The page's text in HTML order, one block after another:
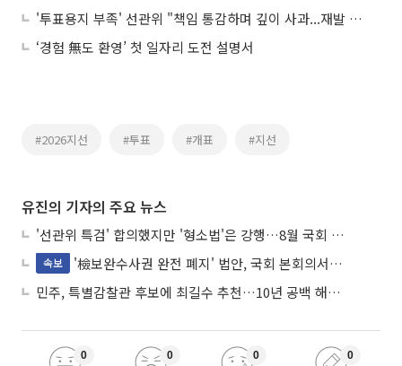
'투표용지 부족' 선관위 "책임 통감하며 깊이 사과...재발 방지 대책 마련"
‘경험 無도 환영’ 첫 일자리 도전 설명서
#2026지선 #투표 #개표 #지선
유진의 기자의 주요 뉴스
'선관위 특검' 합의했지만 '형소법'은 강행…8월 국회 '입법 2차전' 예고
속보
'檢보완수사권 완전 폐지' 법안, 국회 본회의서 민주당 주도 통과
민주, 특별감찰관 후보에 최길수 추천…10년 공백 해소 속도
0 0 0 0